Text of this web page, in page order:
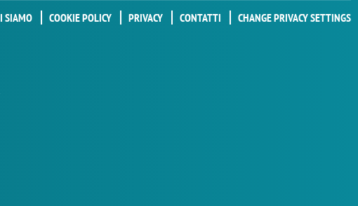
SIAMO COOKIE POLICY PRIVACY CONTATTI CHANGE PRIVACY SETTINGS